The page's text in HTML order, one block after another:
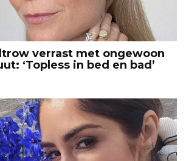
verrast met ongewoon
‘Topless in bed en bad’